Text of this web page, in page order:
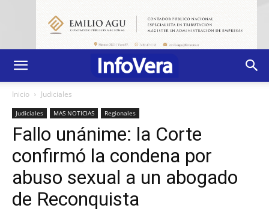
Inicio Judiciales
Judiciales MAS NOTICIAS Regionales
Fallo unánime: la Corte
confirmó la condena por
abuso sexual a un abogado
de Reconquista